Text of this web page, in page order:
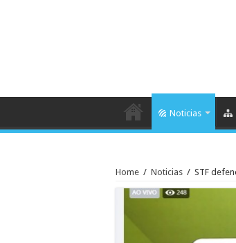
Noticias
Home / Noticias / STF